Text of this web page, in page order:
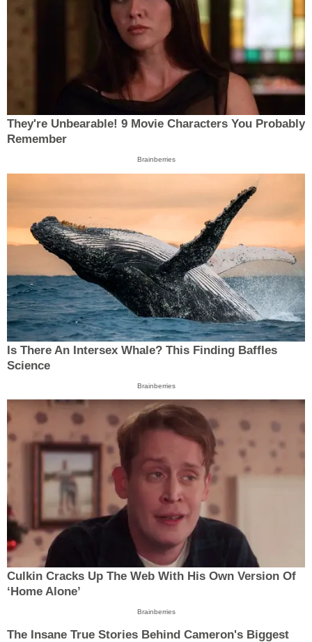
They're Unbearable! 9 Movie Characters You Probably
Remember
Brainberries
Is There An Intersex Whale? This Finding Baffles
Science
Brainberries
Culkin Cracks Up The Web With His Own Version Of
‘Home Alone’
Brainberries
The Insane True Stories Behind Cameron's Biggest